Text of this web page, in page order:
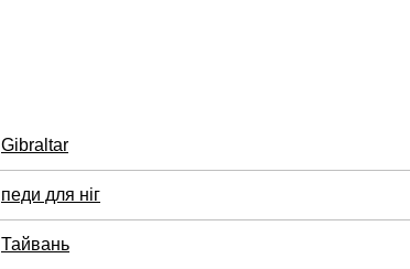
Gibraltar
педи для ніг
Тайвань